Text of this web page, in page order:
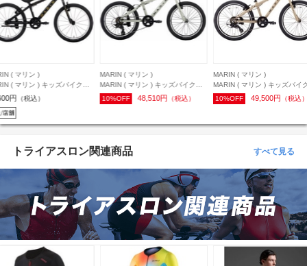
( マリン )
( マリン ) キッズバイク
JR 20 SS ( ドンキージュ
ック ワンサイズ (身長目安
円 （税込）
MARIN ( マリン )
MARIN ( マリン ) キッズバイク
DONKY JR 20 6S ( ドンキージュ
ニア 20 6スピード ) マットグレー
10%OFF 48,510円 （税込）
MARIN ( マリン )
MARIN ( マリン ) キッズバイ
DONKY JR 22 6S ( ドンキー
ニア 22 6スピード ) マットモ
10%OFF 49,500円 （税込
トライアスロン関連商品 すべて見る